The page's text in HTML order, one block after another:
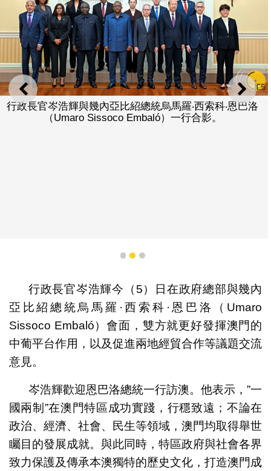
上一則 下一
行政長官岑浩輝與幾內亞比紹總統烏馬羅‧西索科‧恩巴洛
（Umaro Sissoco Embaló）一行合影。
1 2 3
行政長官岑浩輝今（5）日在政府總部與幾內
亞比紹總統烏馬羅·西索科·恩巴洛（Umaro
Sissoco Embaló）會面，雙方就更好發揮澳門的
中葡平台作用，以及促進兩地經貿合作等議題交流
意見。
岑浩輝歡迎恩巴洛總統一行訪澳。他表示，”一
國兩制”在澳門特區成功實踐，行穩致遠；不論在
政治、經濟、社會、民生等領域，澳門均取得舉世
矚目的發展成就。與此同時，特區政府與社會各界
致力保護及傳承本澳獨特的歷史文化，打造澳門成